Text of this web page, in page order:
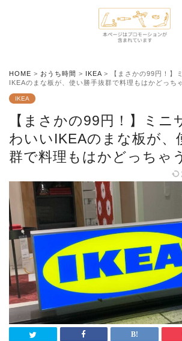
HOME > おうち時間 > IKEA >
【まさかの99円！】
IKEAのまな板が、使い勝手抜群で料理もはかどっち
IKEA
【まさかの99円！】ミニ
わいいIKEAのまな板が、
群で料理もはかどっちゃ